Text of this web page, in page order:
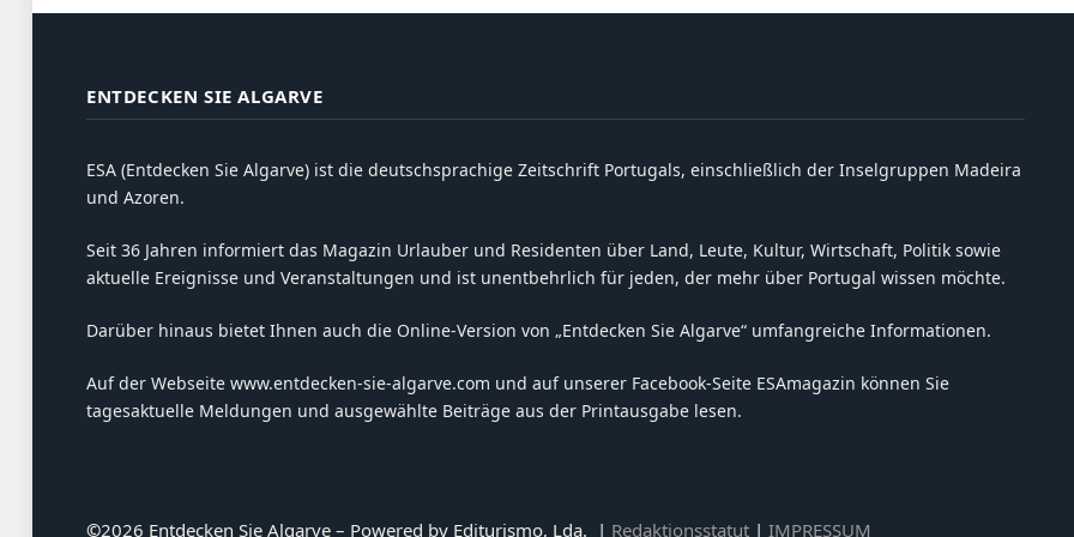
ENTDECKEN SIE ALGARVE
ESA (Entdecken Sie Algarve) ist die deutschsprachige Zeitschrift Portugals, einschließlich der Inselgruppen Madeira
und Azoren.
Seit 36 Jahren informiert das Magazin Urlauber und Residenten über Land, Leute, Kultur, Wirtschaft, Politik sowie
aktuelle Ereignisse und Veranstaltungen und ist unentbehrlich für jeden, der mehr über Portugal wissen möchte.
Darüber hinaus bietet Ihnen auch die Online-Version von „Entdecken Sie Algarve“ umfangreiche Informationen.
Auf der Webseite www.entdecken-sie-algarve.com und auf unserer Facebook-Seite ESAmagazin können Sie
tagesaktuelle Meldungen und ausgewählte Beiträge aus der Printausgabe lesen.
©2026 Entdecken Sie Algarve – Powered by Editurismo, Lda. | Redaktionsstatut | IMPRESSUM